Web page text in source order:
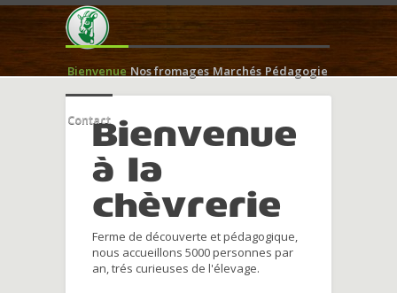
Bienvenue Nos fromages Marchés Pédagogie
ContactBienvenue
à la
chèvrerie
Ferme de découverte et pédagogique,
nous accueillons 5000 personnes par
an, trés curieuses de l'élevage.